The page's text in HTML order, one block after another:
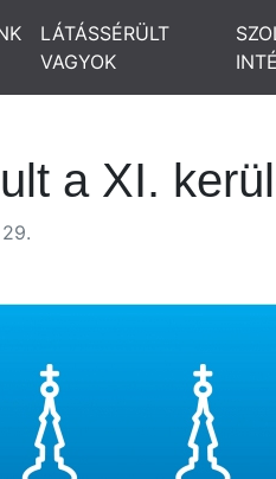
LÁTÁSSÉRÜLT
VAGYOK
a XI.